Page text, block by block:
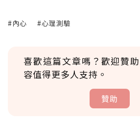
#內心 #心理測驗
喜歡這篇文章嗎？歡迎贊
容值得更多人支持。
贊助